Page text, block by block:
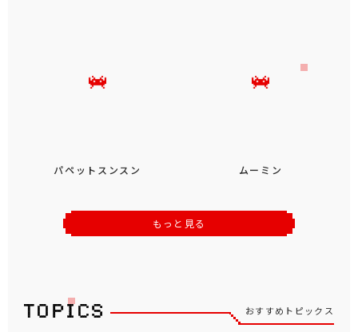
パペットスンスン ムーミン
もっと見る
おすすめトピックス